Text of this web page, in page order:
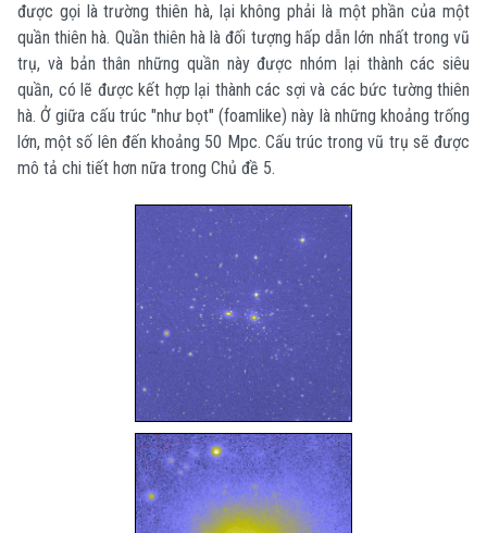
được gọi là trường thiên hà, lại không phải là một phần của một
quần thiên hà. Quần thiên hà là đối tượng hấp dẫn lớn nhất trong vũ
trụ, và bản thân những quần này được nhóm lại thành các siêu
quần, có lẽ được kết hợp lại thành các sợi và các bức tường thiên
hà. Ở giữa cấu trúc "như bọt" (foamlike) này là những khoảng trống
lớn, một số lên đến khoảng 50 Mpc. Cấu trúc trong vũ trụ sẽ được
mô tả chi tiết hơn nữa trong Chủ đề 5.